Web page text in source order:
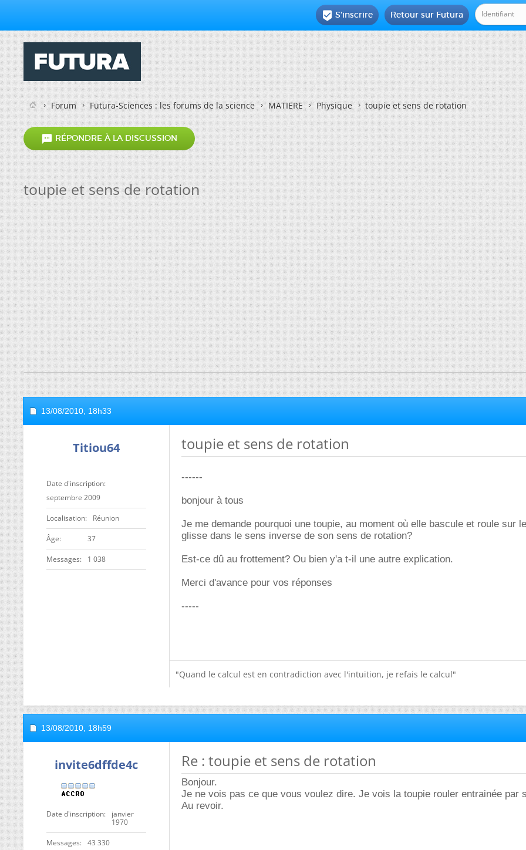
Retour sur Futura
 S'inscrire
Forum Futura-Sciences : les forums de la science MATIERE Physique toupie et sens de rotation
 RÉPONDRE À LA DISCUSSION
toupie et sens de rotation
13/08/2010, 18h33
Titiou64
Date d'inscription
septembre 2009
Localisation Réunion
ge 37
Messages 1 038
toupie et sens de rotation
------
bonjour à tous
Je me demande pourquoi une toupie, au moment où elle bascule et roule sur
glisse dans le sens inverse de son sens de rotation?
Est-ce dû au frottement? Ou bien y'a t-il une autre explication.
Merci d'avance pour vos réponses
-----
"Quand le calcul est en contradiction avec l'intuition, je refais le calcul"
13/08/2010, 18h59
invite6dffde4c
Date d'inscription
janvier
1970
Messages 43 330
Re : toupie et sens de rotation
Bonjour.
Je ne vois pas ce que vous voulez dire. Je vois la toupie rouler entrainée par
Au revoir.